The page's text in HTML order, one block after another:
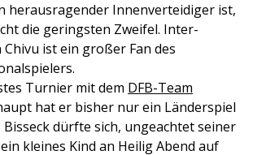
herausragender Innenverteidiger ist,
die geringsten Zweifel. Inter-
ist ein großer Fan des
Turnier mit dem DFB-Team
hat er bisher nur ein Länderspiel
Bisseck dürfte sich, ungeachtet seiner
kleines Kind an Heilig Abend auf